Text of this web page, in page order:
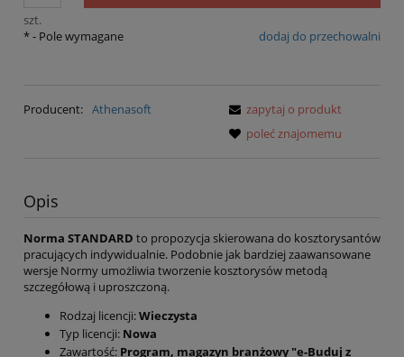
szt.
dodaj do przechowalni
*- Pole wymagane
Producent: Athenasoft
zapytaj o produkt
poleć znajomemu
Opis
Norma STANDARD to propozycja skierowana do kosztorysantów
pracujących indywidualnie. Podobnie jak bardziej zaawansowane
wersje Normy umożliwia tworzenie kosztorysów metodą
szczegółową i uproszczoną.
Rodzaj licencji:Wieczysta
Typ licencji: Nowa
Zawartość: Program, magazyn branżowy "e-Buduj z